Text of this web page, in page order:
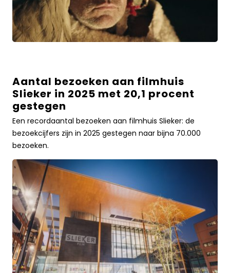
filmavond
in
SliekerLees
meer
Aantal
bezoeken
aan
filmhuis
Slieker
in
met
20,1
procent
gestegenLees
meer
over
Aantal bezoeken aan filmhuis
Slieker in 2025 met 20,1 procent
gestegen
Een recordaantal bezoeken aan filmhuis Slieker: de
bezoekcijfers zijn in 2025 gestegen naar bijna 70.000
bezoeken.